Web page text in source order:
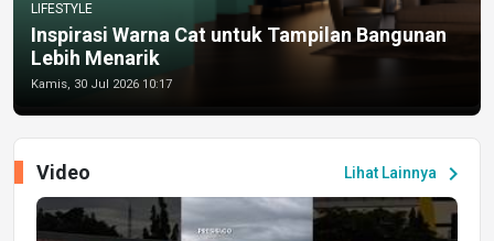
LIFESTYLE
Inspirasi Warna Cat untuk Tampilan Bangunan
Lebih Menarik
Kamis, 30 Jul 2026 10:17
Lihat Lainnya chevron_right
Video